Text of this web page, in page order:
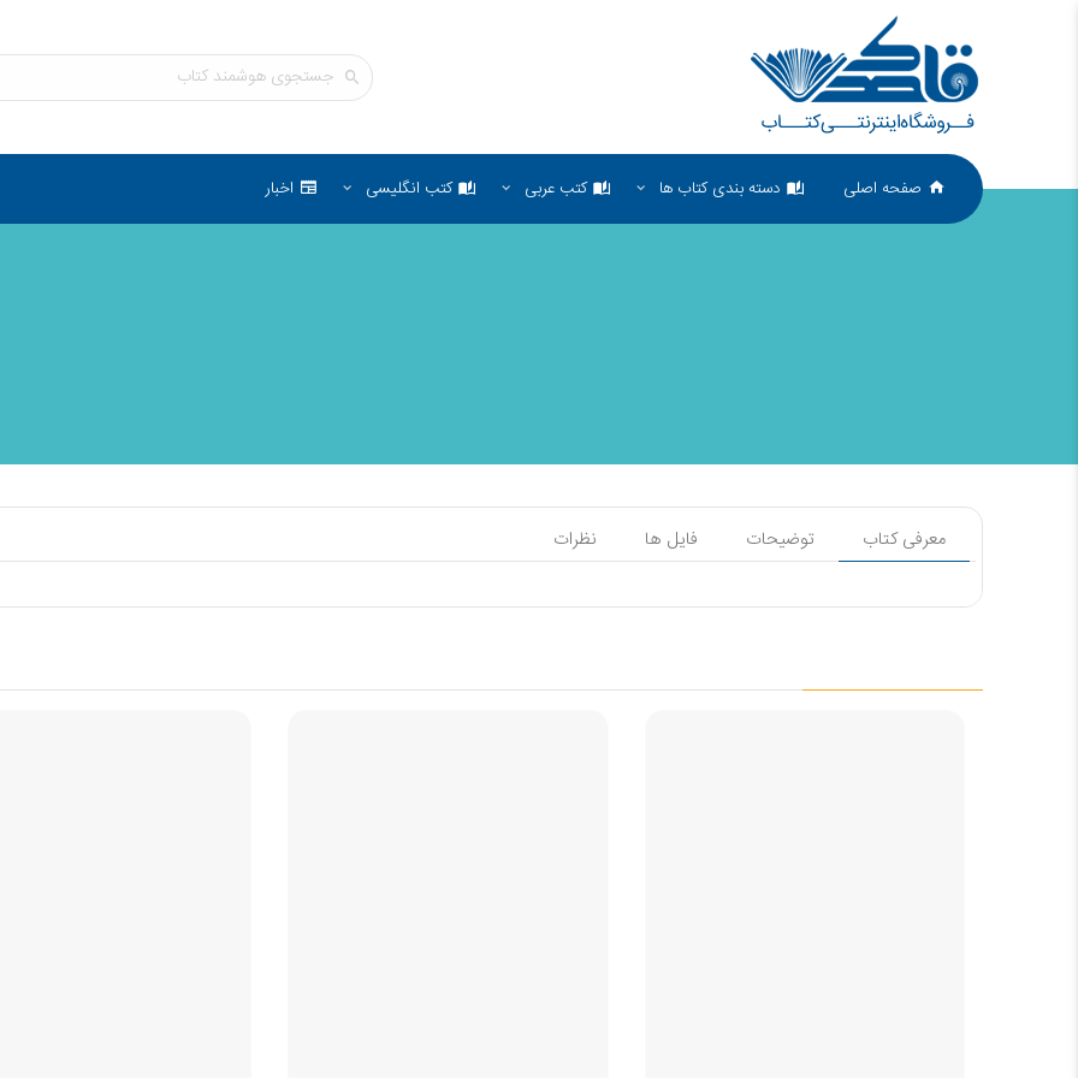
صفحه اصلی دسته بندی کتاب ها کتب عربی کتب انگلیسی اخبار
معرفی کتاب توضیحات فایل ها نظرات